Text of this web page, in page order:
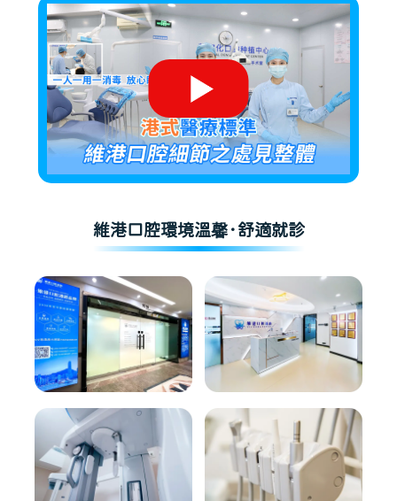
維港口腔環境溫馨·舒適就診